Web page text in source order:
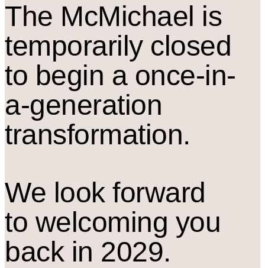
The McMichael is
temporarily closed
to begin a once-in-
a-generation
transformation.
We look forward
to welcoming you
back in 2029.